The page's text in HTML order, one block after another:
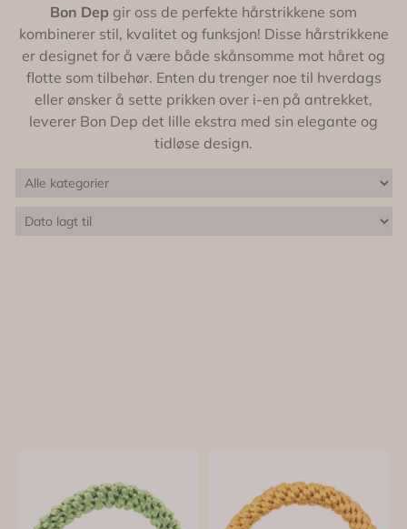
Bon Dep gir oss de perfekte hårstrikkene som
kombinerer stil, kvalitet og funksjon! Disse hårstrikkene
er designet for å være både skånsomme mot håret og
flotte som tilbehør. Enten du trenger noe til hverdags
eller ønsker å sette prikken over i-en på antrekket,
leverer Bon Dep det lille ekstra med sin elegante og
tidløse design.